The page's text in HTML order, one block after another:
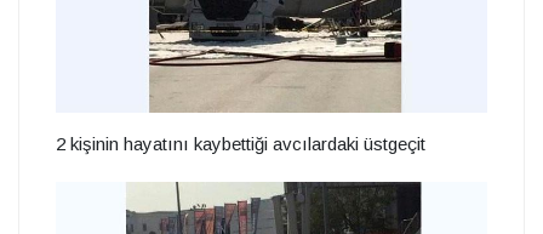
2 kişinin hayatını kaybettiği avcılardaki üstgeçit